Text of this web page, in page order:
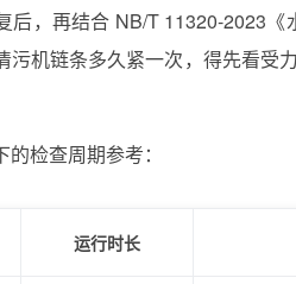
后，再结合 NB/T 11320‑2023
污机链条多久紧一次，得先看受
检查周期参考：
运行时长